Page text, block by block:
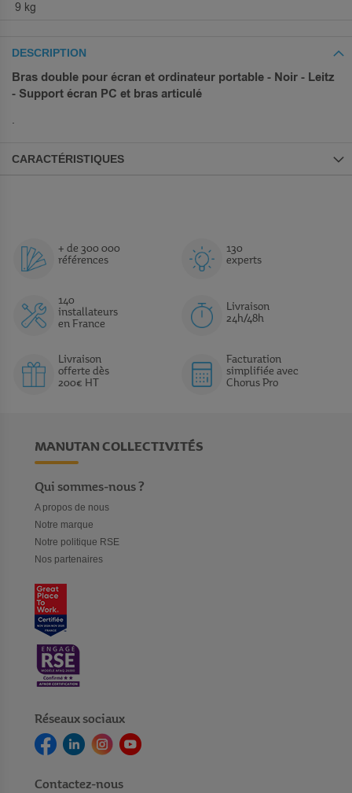
9 kg
DESCRIPTION
Bras double pour écran et ordinateur portable - Noir - Leitz
- Support écran PC et bras articulé
CARACTÉRISTIQUES
+ de 300 000
références
130
experts
140
installateurs
en France
Livraison
24h/48h
Livraison
offerte dès
200€ HT
Facturation
simplifiée avec
Chorus Pro
MANUTAN COLLECTIVITÉS
Qui sommes-nous ?
A propos de nous
Notre marque
Notre politique RSE
Nos partenaires
Réseaux sociaux
Contactez-nous